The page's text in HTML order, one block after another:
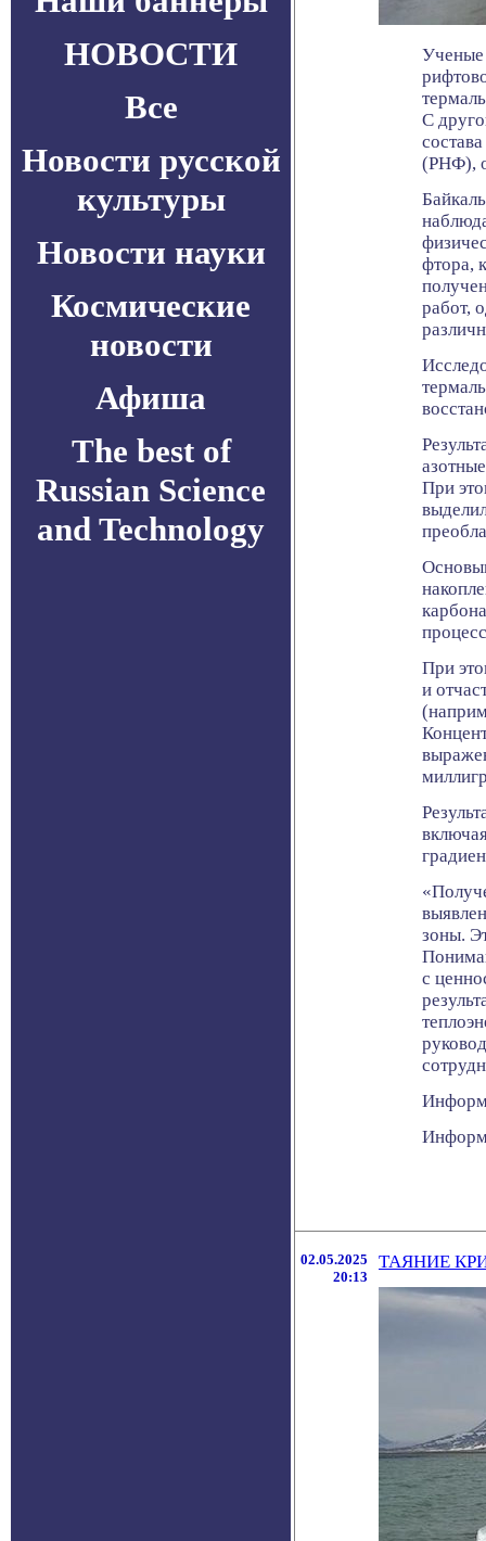
НОВОСТИ
Все
Новости русской
культуры
Новости науки
Космические
новости
Афиша
The best of
Russian Science
and Technology
Ученые
С
(РНФ),
фтора,
работ,
При
При
и
зоны.
с
02.05.2025
20:13
ТАЯНИЕ